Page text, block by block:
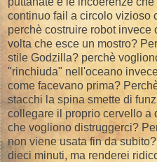
continuo fail a circolo vizioso
perchè costruire robot invece
volta che esce un mostro?
stile Godzilla? perchè
"rinchiuda" nell'oceano
come facevano prima?
stacchi la spina smette di
collegare il proprio cervello a
che vogliono distruggerci?
non viene usata fin da
dieci minuti, ma renderei